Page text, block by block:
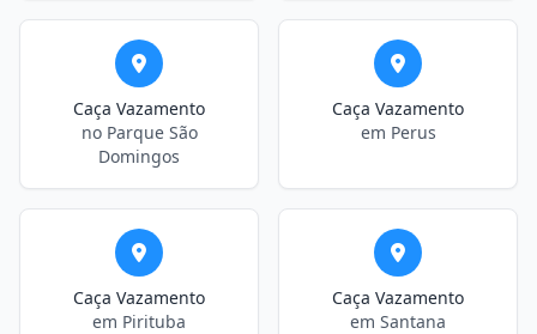
Caça Vazamento
no Parque São
Domingos
Caça Vazamento
em Perus
Caça Vazamento
em Pirituba
Caça Vazamento
em Santana